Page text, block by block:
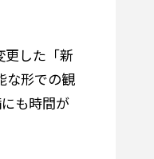
更した「新
な形での観
も時間が